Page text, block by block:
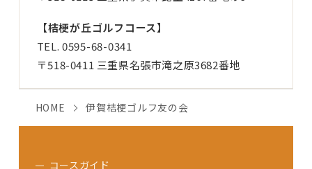
【桔梗が丘ゴルフコース】
TEL. 0595-68-0341
〒518-0411 三重県名張市滝之原3682番地
HOME 伊賀桔梗ゴルフ友の会
コースガイド